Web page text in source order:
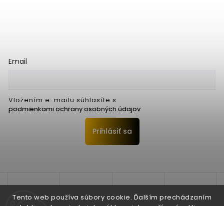
Tento web používa súbory cookie. Ďalším prechádzaním
Email
Vložením e-mailu súhlasíte s
podmienkami ochrany osobných údajov
Prihlásiť sa